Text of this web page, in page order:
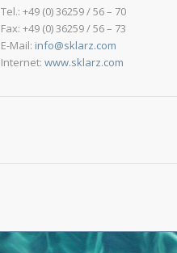
Tel.: +49 (0) 36259 / 56 – 70
Fax: +49 (0) 36259 / 56 – 73
E-Mail: info@sklarz.com
Internet:www.sklarz.com